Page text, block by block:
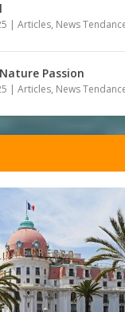
|Articles, News
Passion
|Articles, News